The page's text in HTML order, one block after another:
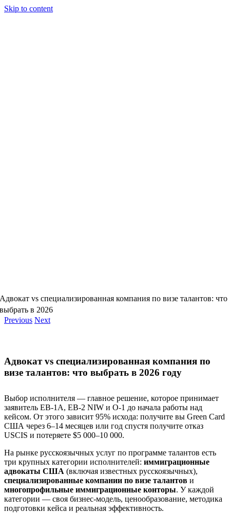
Skip to content
Адвокат vs специализированная компания по визе талантов: что
выбрать в 2026
Previous Next
Адвокат vs специализированная компания по
визе талантов: что выбрать в 2026 году
Выбор исполнителя — главное решение, которое принимает
заявитель EB-1A, EB-2 NIW и O-1 до начала работы над
кейсом. От этого зависит 95% исхода: получите вы Green Card
США через 6–14 месяцев или год спустя получите отказ
USCIS и потеряете $5 000–10 000.
На рынке русскоязычных услуг по программе талантов есть
три крупных категории исполнителей: иммиграционные
адвокаты США (включая известных русскоязычных),
специализированные компании по визе талантов и
многопрофильные иммиграционные конторы. У каждой
категории — своя бизнес-модель, ценообразование, методика
подготовки кейса и реальная эффективность.